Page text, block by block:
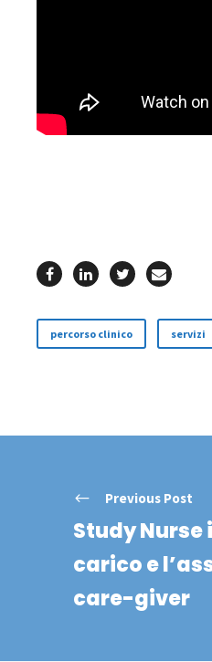
percorso clinico servizi
Previous Post
Study
carico e
care-giver